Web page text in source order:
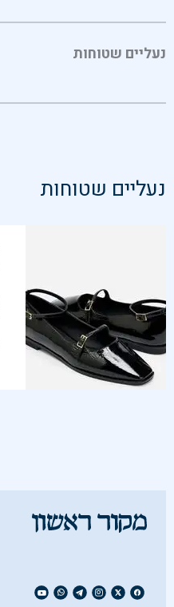
נעליים שטוחות
נעליים שטוחות